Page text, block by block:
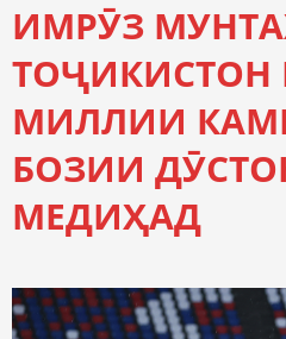
ИМРӮЗ
ТОҶИКИСТОН
МИЛЛИИ
БОЗИИ
МЕДИҲАД